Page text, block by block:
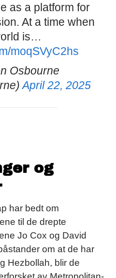
as a platform for
At a time when
is…
moqSVyC2hs
Osbourne
April 22, 2025
og
har bedt om
til de drepte
Jo Cox og David
om at de har
Hezbollah, blir de